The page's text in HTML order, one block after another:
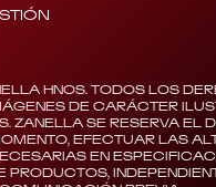
HNOS. TODOS LOS
DE CARÁCTER
ZANELLA SE RESERVA EL
EFECTUAR LAS
EN
PRODUCTOS,